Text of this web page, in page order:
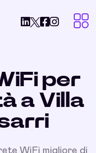
per
a Villa
WiFi migliore di